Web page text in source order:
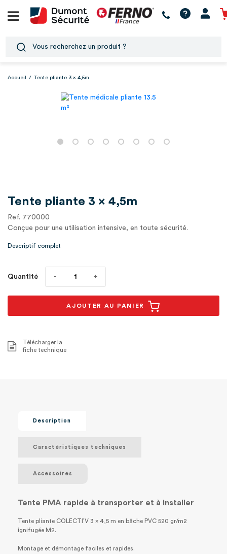
Accueil / Tente pliante 3 x 4,5m
Tente pliante 3 x 4,5m
Ref. 770000
Conçue pour une utilisation intensive, en toute sécurité.
Descriptif complet
Quantité
AJOUTER AU PANIER
Télécharger la
fiche technique
Description
Caractéristiques techniques
Accessoires
Tente PMA rapide à transporter et à installer
Tente pliante COLECTI’V 3 x 4,5 m en bâche PVC 520 gr/m2
ignifugée M2.
Montage et démontage faciles et rapides.